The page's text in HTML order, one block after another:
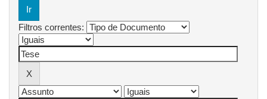
Filtros correntes: